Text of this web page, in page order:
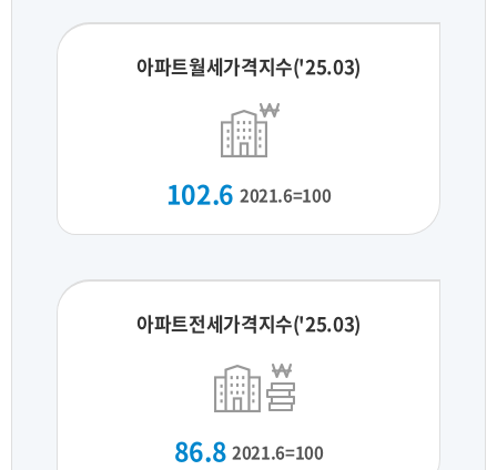
아파트월세가격지수('25.03)
102.6 2021.6=100
아파트전세가격지수('25.03)
86.8 2021.6=100